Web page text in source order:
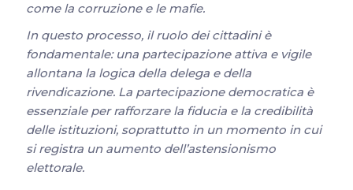
come la corruzione e le mafie.
In questo processo, il ruolo dei cittadini è
fondamentale: una partecipazione attiva e vigile
allontana la logica della delega e della
rivendicazione. La partecipazione democratica è
essenziale per rafforzare la fiducia e la credibilità
delle istituzioni, soprattutto in un momento in cui
si registra un aumento dell’astensionismo
elettorale.